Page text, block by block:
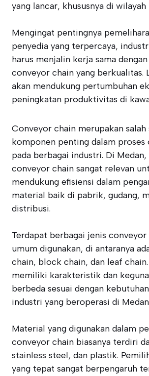
yang lancar, khususnya di wilayah
Mengingat pentingnya
penyedia yang terpercaya,
harus menjalin kerja sama
conveyor chain yang berkualitas.
akan mendukung pertumbuhan
peningkatan produktivitas di
Conveyor chain merupakan salah
komponen penting dalam proses
pada berbagai industri. Di
conveyor chain sangat relevan
mendukung efisiensi dalam
material baik di pabrik, gudang,
distribusi.
Terdapat berbagai jenis conveyor
umum digunakan, di antaranya
chain, block chain, dan leaf
memiliki karakteristik dan
berbeda sesuai dengan
industri yang beroperasi di
Material yang digunakan dalam
conveyor chain biasanya terdiri
stainless steel, dan plastik.
yang tepat sangat berpengaruh